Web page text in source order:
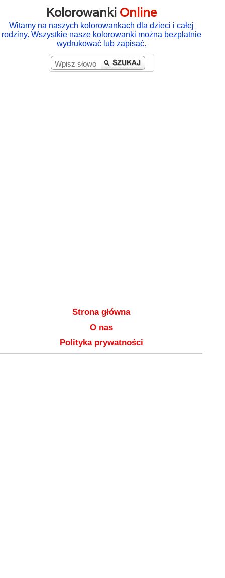
Kolorowanki Online
Witamy na naszych kolorowankach dla dzieci i całej
rodziny. Wszystkie nasze kolorowanki można bezpłatnie
wydrukować lub zapisać.
Strona główna
O nas
Polityka prywatności